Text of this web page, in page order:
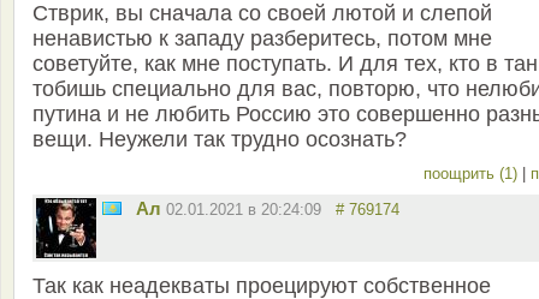
Стврик, вы сначала со своей лютой и слепой
ненавистью к западу разберитесь, потом мне
советуйте, как мне поступать. И для тех, кто в
тобишь специально для вас, повторю, что
путина и не любить Россию это совершенно
вещи. Неужели так трудно осознать?
поощрить (1)
Ал 02.01.2021 в 20:24:09 # 769174
Так как неадекваты проецируют собственное